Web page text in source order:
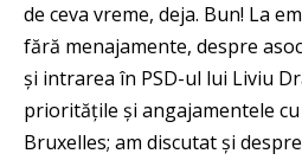
de ceva vreme, deja. Bun! La
fără menajamente, despre
și intrarea în PSD-ul lui Liviu
prioritățile și angajamentele cu
Bruxelles; am discutat și